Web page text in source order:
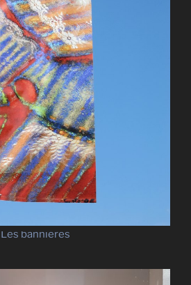
Les bannières